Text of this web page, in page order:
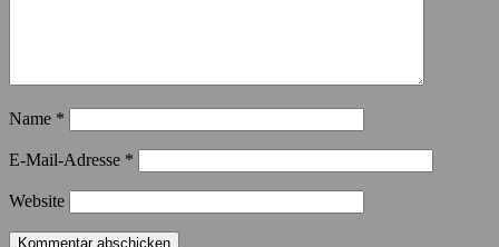
Name *
E-Mail-Adresse *
Website